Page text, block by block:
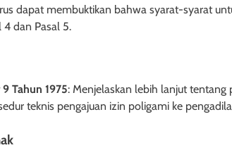
dapat membuktikan bahwa syarat-syarat
4 dan Pasal 5.
Tahun 1975: Menjelaskan lebih lanjut
teknis pengajuan izin poligami ke
Ketentuan Penutup
Undang-